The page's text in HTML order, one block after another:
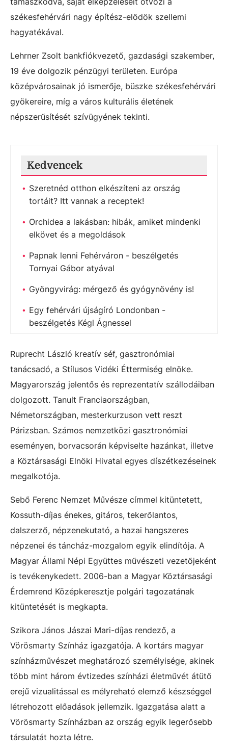
székesfehérvári nagy építész-elődök szellemi
hagyatékával.
Lehrner Zsolt bankfiókvezető, gazdasági szakember,
19 éve dolgozik pénzügyi területen. Európa
középvárosainak jó ismerője, büszke székesfehérvári
gyökereire, míg a város kulturális életének
népszerűsítését szívügyének tekinti.
Kedvencek
Szeretnéd otthon elkészíteni az ország
tortáit? Itt vannak a receptek!
Orchidea a lakásban: hibák, amiket mindenki
elkövet és a megoldások
Papnak lenni Fehérváron - beszélgetés
Tornyai Gábor atyával
Gyöngyvirág: mérgező és gyógynövény is!
Egy fehérvári újságíró Londonban -
beszélgetés Kégl Ágnessel
Ruprecht László kreatív séf, gasztronómiai
tanácsadó, a Stílusos Vidéki Éttermiség elnöke.
Magyarország jelentős és reprezentatív szállodáiban
dolgozott. Tanult Franciaországban,
Németországban, mesterkurzuson vett reszt
Párizsban. Számos nemzetközi gasztronómiai
eseményen, borvacsorán képviselte hazánkat, illetve
a Köztársasági Elnöki Hivatal egyes díszétkezéseinek
megalkotója.
Sebő Ferenc Nemzet Művésze címmel kitüntetett,
Kossuth-díjas énekes, gitáros, tekerőlantos,
dalszerző, népzenekutató, a hazai hangszeres
népzenei és táncház-mozgalom egyik elindítója. A
Magyar Állami Népi Együttes művészeti vezetőjeként
is tevékenykedett. 2006-ban a Magyar Köztársasági
Érdemrend Középkeresztje polgári tagozatának
kitüntetését is megkapta.
Szikora János Jászai Mari-díjas rendező, a
Vörösmarty Színház igazgatója. A kortárs magyar
színházművészet meghatározó személyisége, akinek
több mint három évtizedes színházi életművét átütő
erejű vizualitással es mélyreható elemző készséggel
létrehozott előadások jellemzik. Igazgatása alatt a
Vörösmarty Színházban az ország egyik legerősebb
társulatát hozta létre.